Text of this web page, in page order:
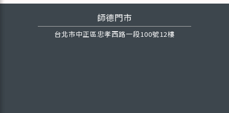
師德門市
台北市中正區忠孝西路一段100號12樓